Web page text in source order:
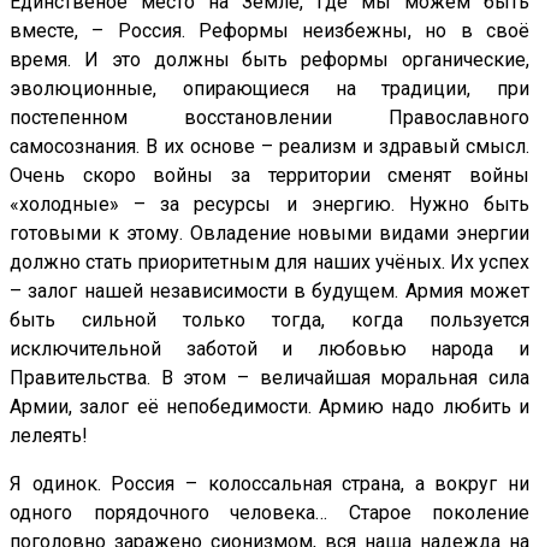
вместе, – Россия. Реформы неизбежны, но в своё
время. И это должны быть реформы органические,
эволюционные, опирающиеся на традиции, при
постепенном восстановлении Православного
самосознания. В их основе – реализм и здравый смысл.
Очень скоро войны за территории сменят войны
«холодные» – за ресурсы и энергию. Нужно быть
готовыми к этому. Овладение новыми видами энергии
должно стать приоритетным для наших учёных. Их успех
– залог нашей независимости в будущем. Армия может
быть сильной только тогда, когда пользуется
исключительной заботой и любовью народа и
Правительства. В этом – величайшая моральная сила
Армии, залог её непобедимости. Армию надо любить и
лелеять!
Я одинок. Россия – колоссальная страна, а вокруг ни
одного порядочного человека… Старое поколение
поголовно заражено сионизмом, вся наша надежда на